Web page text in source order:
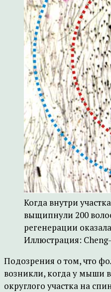
Когда внутри
выщипнули 200
регенерации
Иллюстрация:
Подозрения о том, что
возникли, когда у мыши
округлого участка на